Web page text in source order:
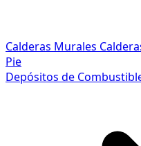
Calderas Murales
Pie
Depósitos de